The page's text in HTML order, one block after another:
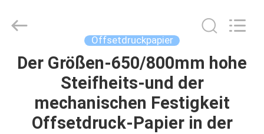
ZU
PRODUKTE
CO.,LTD.
Offsetdruckpapier
Der Größen-650/800mm hohe
Steifheits-und der
mechanischen Festigkeit
Offsetdruck-Papier in der